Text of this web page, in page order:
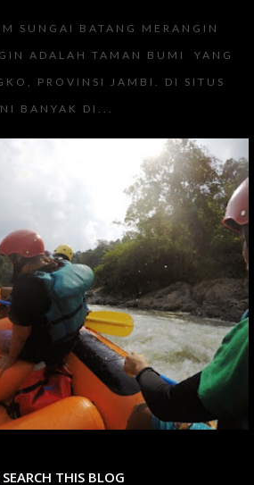
SUNGAI BATANG MERANGIN
ADALAH TAMAN BUMI YANG
PROVINSI JAMBI. DI SITUS
BANYAK DI...
SEARCH THIS BLOG